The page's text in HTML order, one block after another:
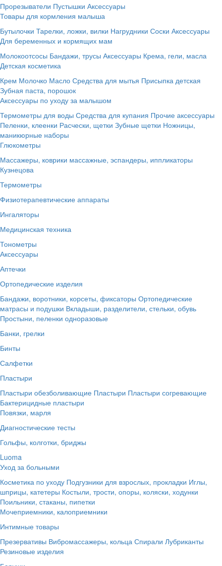
Прорезыватели Пустышки Аксессуары
Товары для кормления малыша
Бутылочки Тарелки, ложки, вилки Нагрудники Соски Аксессуары
Для беременных и кормящих мам
Молокоотсосы Бандажи, трусы Аксессуары Крема, гели, масла
Детская косметика
Крем Молочко Масло Средства для мытья Присыпка детская
Зубная паста, порошок
Аксессуары по уходу за малышом
Термометры для воды Средства для купания Прочие аксессуары
Пеленки, клеенки Расчески, щетки Зубные щетки Ножницы,
маникюрные наборы
Глюкометры
Массажеры, коврики массажные, эспандеры, иппликаторы
Кузнецова
Термометры
Физиотерапевтические аппараты
Ингаляторы
Медицинская техника
Тонометры
Аксессуары
Аптечки
Ортопедические изделия
Бандажи, воротники, корсеты, фиксаторы Ортопедические
матрасы и подушки Вкладыши, разделители, стельки, обувь
Простыни, пеленки одноразовые
Банки, грелки
Бинты
Салфетки
Пластыри
Пластыри обезболивающие Пластыри Пластыри согревающие
Бактерицидные пластыри
Повязки, марля
Диагностические тесты
Гольфы, колготки, бриджы
Luoma
Уход за больными
Косметика по уходу Подгузники для взрослых, прокладки Иглы,
шприцы, катетеры Костыли, трости, опоры, коляски, ходунки
Поильники, стаканы, пипетки
Мочеприемники, калоприемники
Интимные товары
Презервативы Вибромассажеры, кольца Спирали Лубриканты
Резиновые изделия